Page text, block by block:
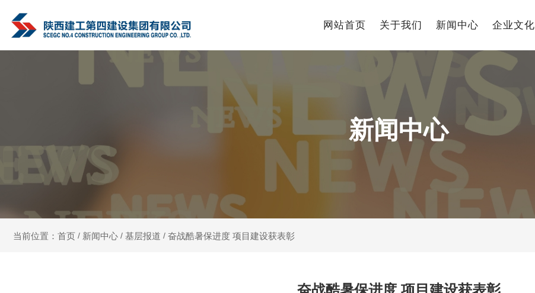
网站首页 关于我们 新闻中心 企业文化
新闻中心
当前位置：首页 / 新闻中心 / 基层报道 / 奋战酷暑保进度 项目建设获表彰